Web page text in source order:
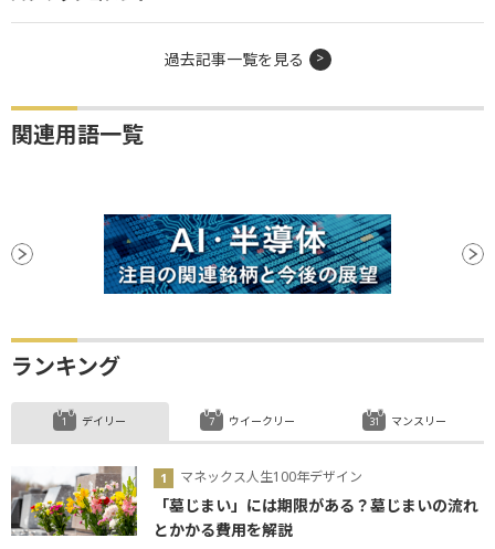
過去記事一覧を見る
関連用語一覧
ランキング
デイリー
マネックス人生100年デザイン
「墓じまい」には期限がある？墓じまいの流れ
とかかる費用を解説
ウイークリー マンスリー